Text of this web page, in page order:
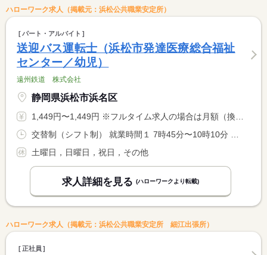
ハローワーク求人（掲載元：浜松公共職業安定所）
パート・アルバイト
送迎バス運転士（浜松市発達医療総合福祉
センター／幼児）
遠州鉄道 株式会社
静岡県浜松市浜名区
1,449円〜1,449円 ※フルタイム求人の場合は月額（換算額）、パート求人の場合は時間額を表示しています。
土曜日，日曜日，祝日，その他
求人詳細を見る (ハローワークより転載)
ハローワーク求人（掲載元：浜松公共職業安定所 細江出張所）
正社員